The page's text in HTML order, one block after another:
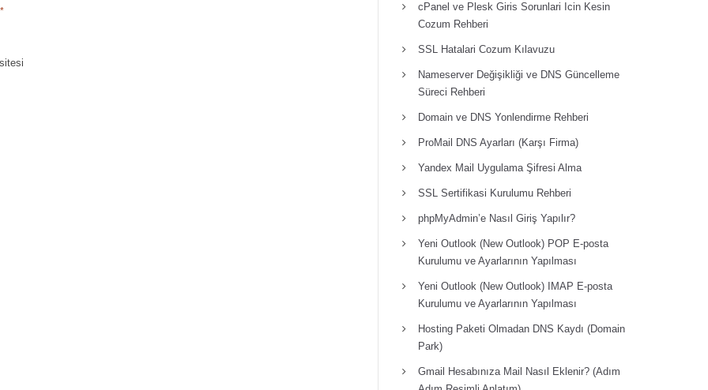
*
cPanel ve Plesk Giris Sorunlari Icin Kesin
Cozum Rehberi
SSL Hatalari Cozum Kılavuzu
Nameserver Değişikliği ve DNS Güncelleme
Süreci Rehberi
Domain ve DNS Yonlendirme Rehberi
ProMail DNS Ayarları (Karşı Firma)
Yandex Mail Uygulama Şifresi Alma
SSL Sertifikasi Kurulumu Rehberi
phpMyAdmin’e Nasıl Giriş Yapılır?
Yeni Outlook (New Outlook) POP E-posta
Kurulumu ve Ayarlarının Yapılması
Yeni Outlook (New Outlook) IMAP E-posta
Kurulumu ve Ayarlarının Yapılması
Hosting Paketi Olmadan DNS Kaydı (Domain
Park)
Gmail Hesabınıza Mail Nasıl Eklenir? (Adım